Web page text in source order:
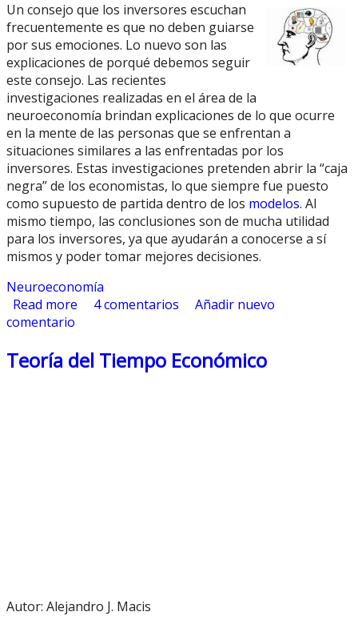
Un consejo que los inversores escuchan
frecuentemente es que no deben guiarse
por sus emociones. Lo nuevo son las
explicaciones de porqué debemos seguir
este consejo. Las recientes
investigaciones realizadas en el área de la
neuroeconomía brindan explicaciones de lo que ocurre
en la mente de las personas que se enfrentan a
situaciones similares a las enfrentadas por los
inversores. Estas investigaciones pretenden abrir la “caja
negra” de los economistas, lo que siempre fue puesto
como supuesto de partida dentro de los modelos. Al
mismo tiempo, las conclusiones son de mucha utilidad
para los inversores, ya que ayudarán a conocerse a sí
mismos y poder tomar mejores decisiones.
Neuroeconomía
Read more about Neuroeconomía y algunos consejos
4 comentarios
Añadir nuevo
comentario
Teoría del Tiempo Económico
Autor: Alejandro J. Macis